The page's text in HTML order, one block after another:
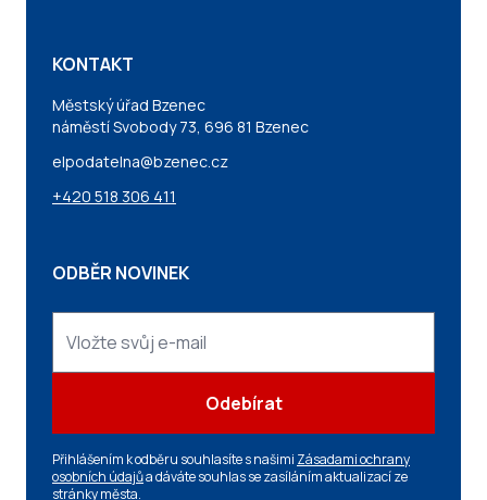
KONTAKT
Městský úřad Bzenec
náměstí Svobody 73, 696 81 Bzenec
elpodatelna@bzenec.cz
+420 518 306 411
ODBĚR NOVINEK
Odebírat
Přihlášením k odběru souhlasíte s našimi Zásadami ochrany
osobních údajůa dáváte souhlas se zasíláním aktualizací ze
stránky města.